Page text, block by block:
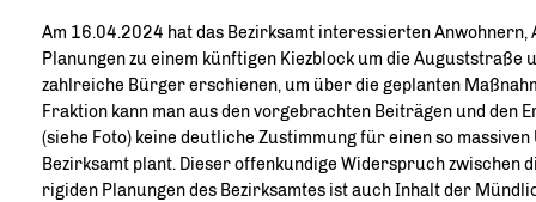
Am 16.04.2024 hat das Bezirksamt interessierten
Planungen zu einem künftigen Kiezblock um die Auguststraße
zahlreiche Bürger erschienen, um über die geplanten
Fraktion kann man aus den vorgebrachten Beiträgen und den
(siehe Foto) keine deutliche Zustimmung für einen so massiven
Bezirksamt plant. Dieser offenkundige Widerspruch
rigiden Planungen des Bezirksamtes ist auch Inhalt der